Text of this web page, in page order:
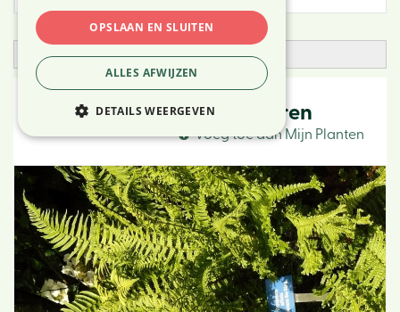
Open zoekfilter
Geschubde mannetjesvaren
Voeg toe aan Mijn Planten
OPSLAAN EN SLUITEN
ALLES AFWIJZEN
DETAILS WEERGEVEN